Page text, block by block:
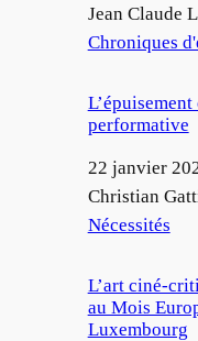
Auteur
Jean Claude
Par rapport à
Chroniques
performative
Date
22 janvier
Auteur
Christian
Par rapport à
Nécessités
L’art ciné-
au Mois
Luxembourg